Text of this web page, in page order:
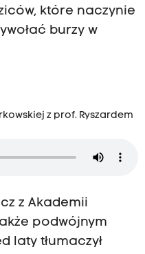
które naczynie
burzy w
z prof. Ryszardem
z Akademii
podwójnym
laty tłumaczył